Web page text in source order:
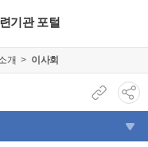
기관 포털
개 이사회
현
페
소
셜
네